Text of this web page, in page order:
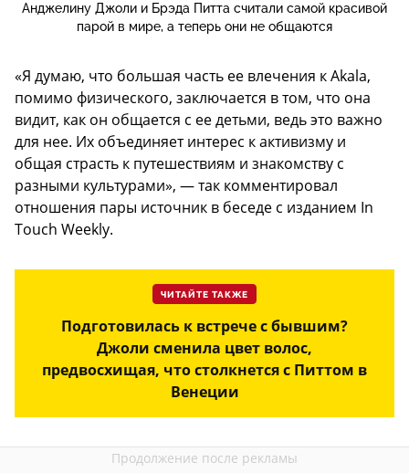
Анджелину Джоли и Брэда Питта считали самой красивой
парой в мире, а теперь они не общаются
«Я думаю, что большая часть ее влечения к Akala,
помимо физического, заключается в том, что она
видит, как он общается с ее детьми, ведь это важно
для нее. Их объединяет интерес к активизму и
общая страсть к путешествиям и знакомству с
разными культурами», — так комментировал
отношения пары источник в беседе с изданием In
Touch Weekly.
ЧИТАЙТЕ ТАКЖЕ
Подготовилась к встрече с бывшим?
Джоли сменила цвет волос,
предвосхищая, что столкнется с Питтом в
Венеции